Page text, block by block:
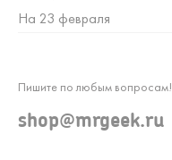
На 23 февраля
Пишите по любым вопросам!
shop@mrgeek.ru